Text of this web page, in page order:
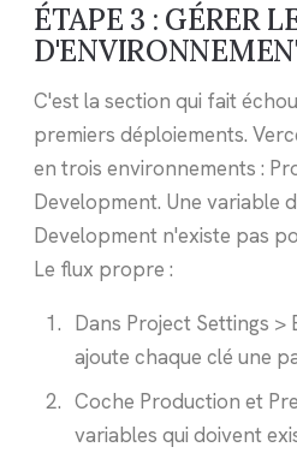
ÉTAPE 3 : GÉRER
C'est la section qui fait
premiers déploiements.
en trois environnements :
Development. Une variable
Development n'existe pas
Le flux propre :
Dans Project Settings
ajoute chaque clé une
Coche Production et
variables qui doivent